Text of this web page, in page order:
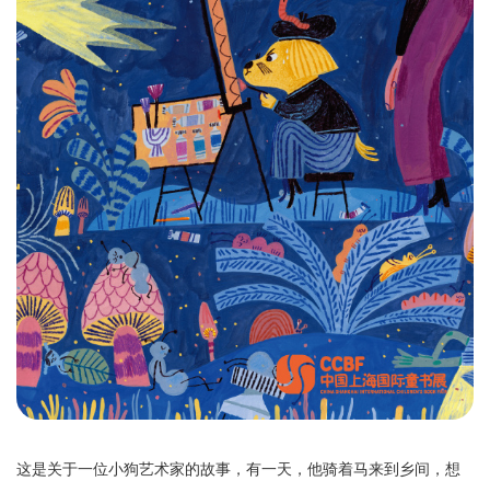
这是关于一位小狗艺术家的故事，有一天，他骑着马来到乡间，想